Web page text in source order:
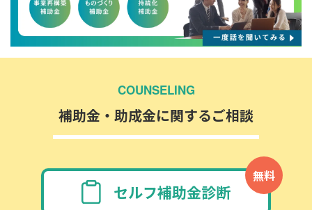
COUNSELING
補助金・助成金に関するご相談
無料
セルフ補助金診断